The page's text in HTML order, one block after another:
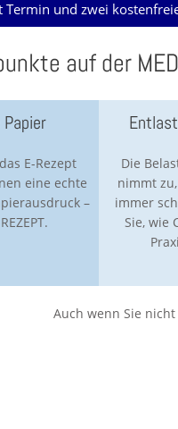
Termin und zwei
auf der
E-Rezept
eine echte
–
Die
nimmt
immer
Sie, wie
Auch wenn Sie